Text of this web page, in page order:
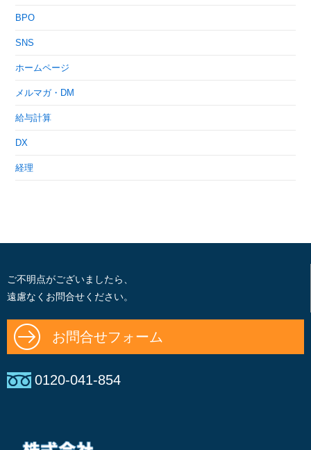
BPO
SNS
ホームページ
メルマガ・DM
給与計算
DX
経理
ご不明点がございましたら、
遠慮なくお問合せください。
お問合せフォーム
0120-041-854